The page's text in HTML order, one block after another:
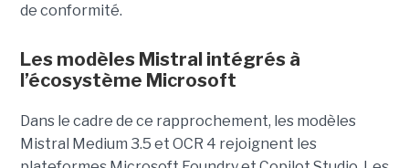
de conformité.
Les modèles Mistral intégrés à
l’écosystème Microsoft
Dans le cadre de ce rapprochement, les modèles
Mistral Medium 3.5 et OCR 4 rejoignent les